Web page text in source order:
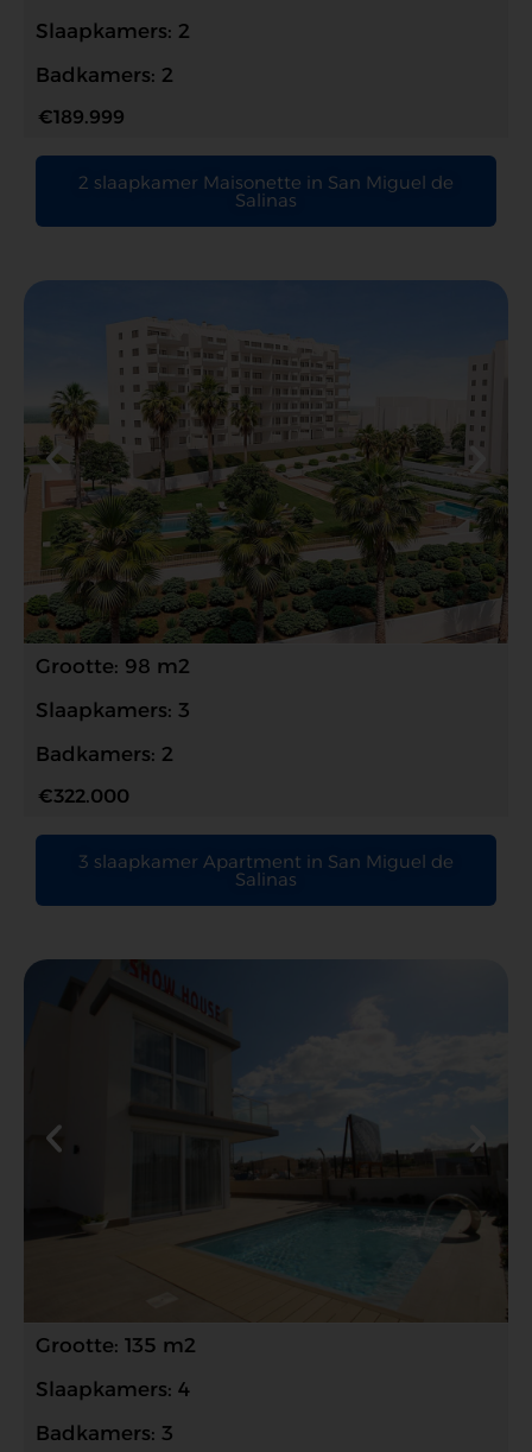
Slaapkamers: 2
Badkamers: 2
€189.999
2 slaapkamer Maisonette in San Miguel de
Salinas
Grootte: 98 m2
Slaapkamers: 3
Badkamers: 2
€322.000
3 slaapkamer Apartment in San Miguel de
Salinas
Grootte: 135 m2
Slaapkamers: 4
Badkamers: 3